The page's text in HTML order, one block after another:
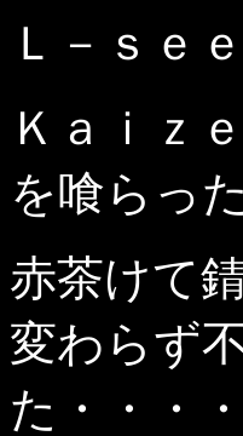
Ｌ－ｓｅ
Ｋａｉｚ
を喰らっ
赤茶けて
変わらず
た・・・・